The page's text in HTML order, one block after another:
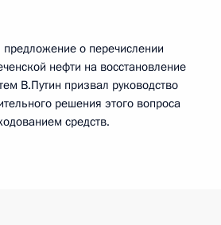
о перечислении
нефти на восстановление
В.Путин призвал руководство
решения этого вопроса
средств.